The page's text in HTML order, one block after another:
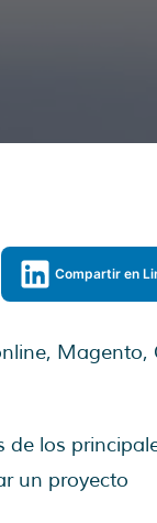
Compartir en
Magento,
de los
un proyecto